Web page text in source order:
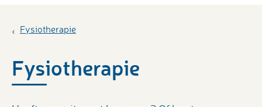
Fysiotherapie
Fysiotherapie